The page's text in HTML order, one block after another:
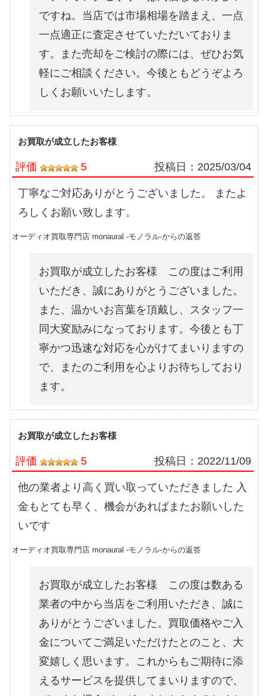
ですね。当店では市場相場を踏まえ、一点
一点適正に査定させていただいておりま
す。また売却をご検討の際には、ぜひお気
軽にご相談ください。今後ともどうぞよろ
しくお願いいたします。
お買取が成立したお客様
評価 5 投稿日： 2025/03/04
丁寧なご対応ありがとうございました。 またよ
ろしくお願い致します。
オーディオ買取専門店 monaural -モノラル-からの返答
お買取が成立したお客様 この度はご利用
いただき、誠にありがとうございました。
また、温かいお言葉を頂戴し、スタッフ一
同大変励みになっております。今後とも丁
寧かつ迅速な対応を心がけてまいりますの
で、またのご利用を心よりお待ちしており
ます。
お買取が成立したお客様
評価 5 投稿日： 2022/11/09
他の業者より高く買い取っていただきました 入
金もとても早く、機会があればまたお願いした
いです
オーディオ買取専門店 monaural -モノラル-からの返答
お買取が成立したお客様 この度は数ある
業者の中から当店をご利用いただき、誠に
ありがとうございました。買取価格やご入
金についてご満足いただけたとのこと、大
変嬉しく思います。これからもご期待に添
えるサービスを提供してまいりますので、